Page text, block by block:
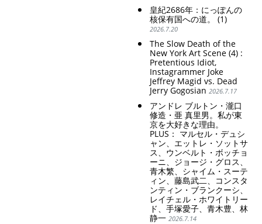
皇紀2686年：にっぽんの
核保有国への道。 (1)
2026.7.20
The Slow Death of the
New York Art Scene (4) :
Pretentious Idiot,
Instagrammer Joke
Jeffrey Magid vs. Dead
Jerry Gogosian 2026.7.17
アンドレ ブルトン・瀧口
修造・亜 真里男。私が東
京を大好きな理由。
PLUS： マルセル・デュシ
ャン、エットレ・ソットサ
ス、ウンベルト・ボッチョ
ーニ、ジョージ・グロス、
青木繁、シャイム・スーテ
ィン、藤島武二、コンスタ
ンティン・ブランクーシ、
レイチェル・ホワイトリー
ド、手塚愛子、青木豊、林
静一 2026.7.14